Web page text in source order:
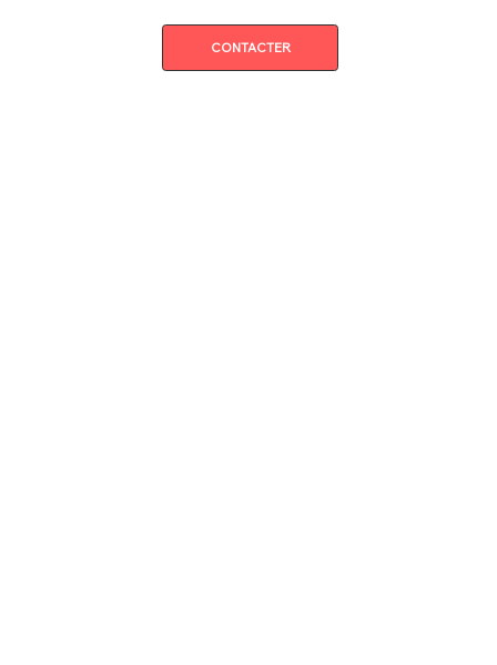
CONTACTER